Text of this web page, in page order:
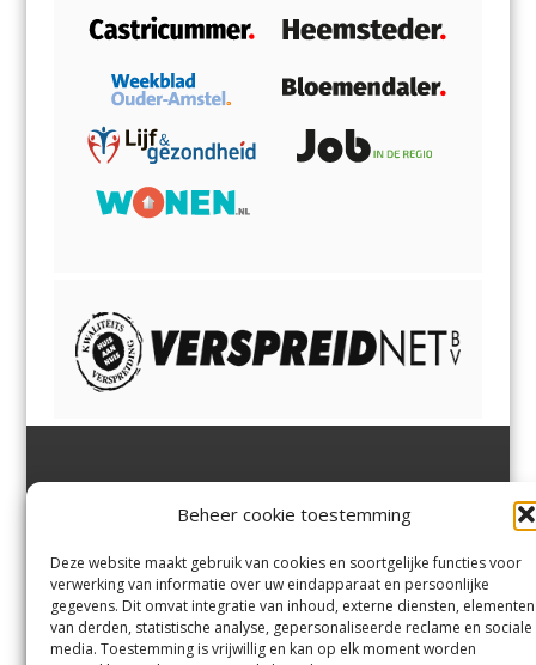
Beheer cookie toestemming
Deze website maakt gebruik van cookies en soortgelijke functies voor
verwerking van informatie over uw eindapparaat en persoonlijke
gegevens. Dit omvat integratie van inhoud, externe diensten, elementen
van derden, statistische analyse, gepersonaliseerde reclame en sociale
media. Toestemming is vrijwillig en kan op elk moment worden
Margadantstraat 34
0255-533900
info@jutter.nlofinfo@hofgee
st.nl
Velserbroek,Velsen-Zuid,
Zuid,Driehuisen
Spaarnwoude.